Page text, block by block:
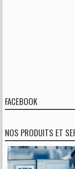
FACEBOOK
NOS PRODUITS ET